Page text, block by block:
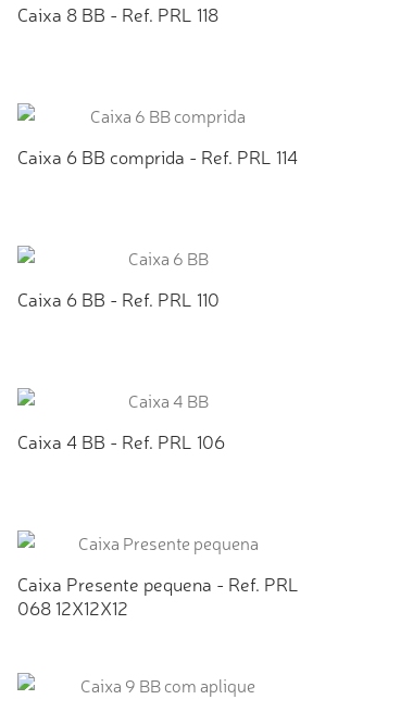
Caixa 8 BB - Ref. PRL 118
Caixa 6 BB comprida - Ref. PRL 114
Caixa 6 BB - Ref. PRL 110
Caixa 4 BB - Ref. PRL 106
Caixa Presente pequena - Ref. PRL
068 12X12X12